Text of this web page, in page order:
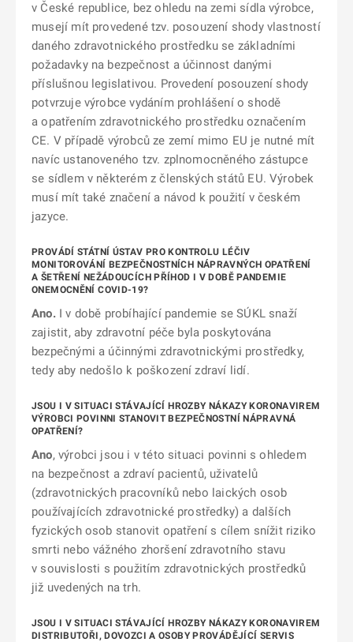
v České republice, bez ohledu na zemi sídla výrobce,
musejí mít provedené tzv. posouzení shody vlastností
daného zdravotnického prostředku se základními
požadavky na bezpečnost a účinnost danými
příslušnou legislativou. Provedení posouzení shody
potvrzuje výrobce vydáním prohlášení o shodě
a opatřením zdravotnického prostředku označením
CE. V případě výrobců ze zemí mimo EU je nutné mít
navíc ustanoveného tzv. zplnomocněného zástupce
se sídlem v některém z členských států EU. Výrobek
musí mít také značení a návod k použití v českém
jazyce.
PROVÁDÍ STÁTNÍ ÚSTAV PRO KONTROLU LÉČIV
MONITOROVÁNÍ BEZPEČNOSTNÍCH NÁPRAVNÝCH OPATŘENÍ
A ŠETŘENÍ NEŽÁDOUCÍCH PŘÍHOD I V DOBĚ PANDEMIE
ONEMOCNĚNÍ COVID-19?
Ano.I v době probíhající pandemie se SÚKL snaží
zajistit, aby zdravotní péče byla poskytována
bezpečnými a účinnými zdravotnickými prostředky,
tedy aby nedošlo k poškození zdraví lidí.
JSOU I V SITUACI STÁVAJÍCÍ HROZBY NÁKAZY KORONAVIREM
VÝROBCI POVINNI STANOVIT BEZPEČNOSTNÍ NÁPRAVNÁ
OPATŘENÍ?
Ano, výrobci jsou i v této situaci povinni s ohledem
na bezpečnost a zdraví pacientů, uživatelů
(zdravotnických pracovníků nebo laických osob
používajících zdravotnické prostředky) a dalších
fyzických osob stanovit opatření s cílem snížit riziko
smrti nebo vážného zhoršení zdravotního stavu
v souvislosti s použitím zdravotnických prostředků
již uvedených na trh.
JSOU I V SITUACI STÁVAJÍCÍ HROZBY NÁKAZY KORONAVIREM
DISTRIBUTOŘI, DOVOZCI A OSOBY PROVÁDĚJÍCÍ SERVIS